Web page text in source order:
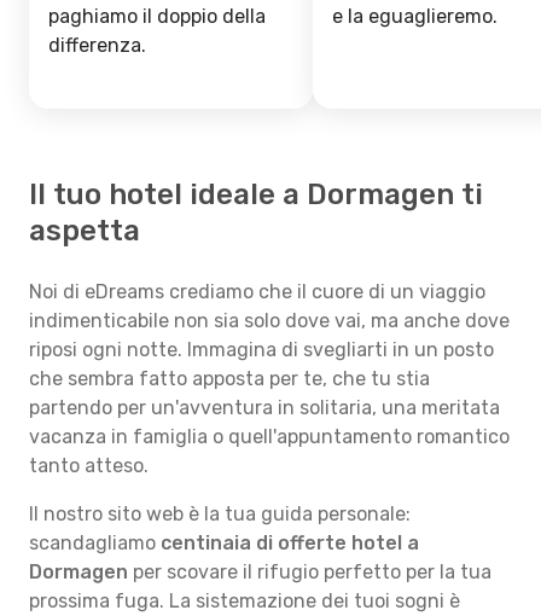
paghiamo il doppio della
differenza.
e la eguaglieremo.
Il tuo hotel ideale a Dormagen ti
aspetta
Noi di eDreams crediamo che il cuore di un viaggio
indimenticabile non sia solo dove vai, ma anche dove
riposi ogni notte. Immagina di svegliarti in un posto
che sembra fatto apposta per te, che tu stia
partendo per un'avventura in solitaria, una meritata
vacanza in famiglia o quell'appuntamento romantico
tanto atteso.
Il nostro sito web è la tua guida personale:
scandagliamo centinaia di offerte hotel a
Dormagen per scovare il rifugio perfetto per la tua
prossima fuga. La sistemazione dei tuoi sogni è